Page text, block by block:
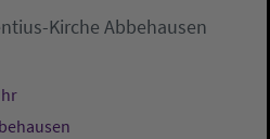
Kirche Abbehausen